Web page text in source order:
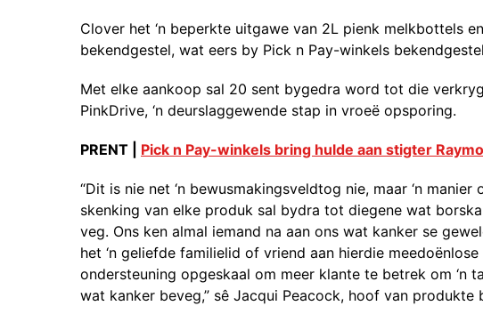
Clover het ‘n beperkte uitgawe van 2L pienk melkbottels
bekendgestel, wat eers by Pick n Pay-winkels
Met elke aankoop sal 20 sent bygedra word tot die
PinkDrive, ‘n deurslaggewende stap in vroeë opsporing.
PRENT | Pick n Pay-winkels bring hulde aan stigter
“Dit is nie net ‘n bewusmakingsveldtog nie, maar ‘n
skenking van elke produk sal bydra tot diegene wat
veg. Ons ken almal iemand na aan ons wat kanker se
het ‘n geliefde familielid of vriend aan hierdie
ondersteuning opgeskaal om meer klante te betrek om ‘n
wat kanker beveg,” sê Jacqui Peacock, hoof van produkte